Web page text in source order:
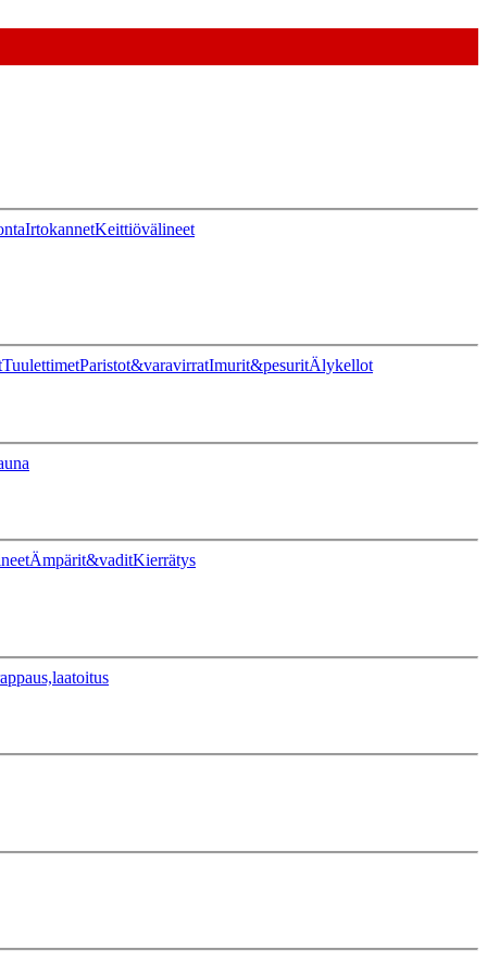
IrtokannetKeittiövälineet
TuulettimetParistot&varavirratImurit&pesuritÄlykellot
Ämpärit&vaditKierrätys